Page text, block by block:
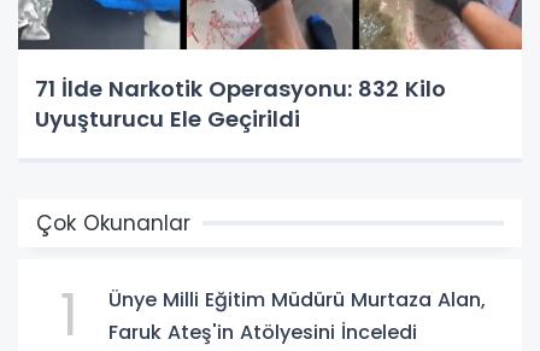
71 İlde Narkotik Operasyonu: 832 Kilo
Uyuşturucu Ele Geçirildi
Çok Okunanlar
1
Ünye Milli Eğitim Müdürü Murtaza Alan,
Faruk Ateş'in Atölyesini İnceledi